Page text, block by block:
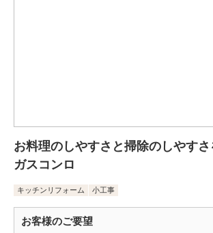
お料理のしやすさと掃除のしやす
ガスコンロ
キッチンリフォーム 小工事
お客様のご要望